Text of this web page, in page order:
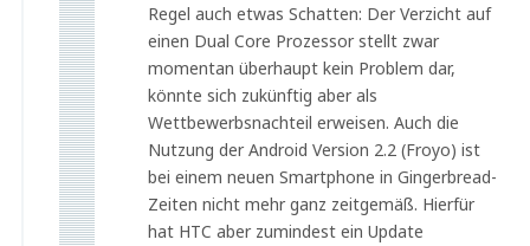
Regel auch etwas Schatten: Der Verzicht auf
einen Dual Core Prozessor stellt zwar
momentan überhaupt kein Problem dar,
könnte sich zukünftig aber als
Wettbewerbsnachteil erweisen. Auch die
Nutzung der Android Version 2.2 (Froyo) ist
bei einem neuen Smartphone in Gingerbread-
Zeiten nicht mehr ganz zeitgemäß. Hierfür
hat HTC aber zumindest ein Update